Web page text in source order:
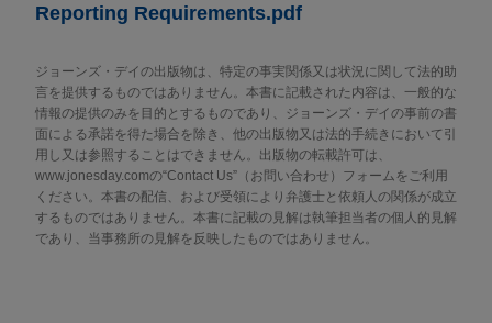
Reporting Requirements.pdf
ジョーンズ・デイの出版物は、特定の事実関係又は状況に関して法的助
言を提供するものではありません。本書に記載された内容は、一般的な
情報の提供のみを目的とするものであり、ジョーンズ・デイの事前の書
面による承諾を得た場合を除き、他の出版物又は法的手続きにおいて引
用し又は参照することはできません。出版物の転載許可は、
www.jonesday.comの“Contact Us”（お問い合わせ）フォームをご利用
ください。本書の配信、および受領により弁護士と依頼人の関係が成立
するものではありません。本書に記載の見解は執筆担当者の個人的見解
であり、当事務所の見解を反映したものではありません。